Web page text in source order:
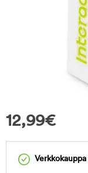
12,99€
Verkkokauppa